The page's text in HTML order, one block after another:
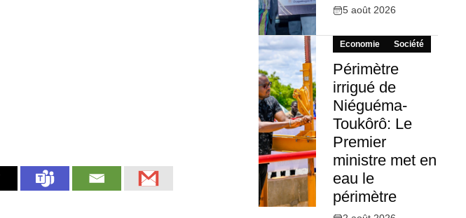
5 août 2026
Economie Société
Périmètre
irrigué de
Niéguéma-
Toukôrô: Le
Premier
ministre met en
eau le
périmètre